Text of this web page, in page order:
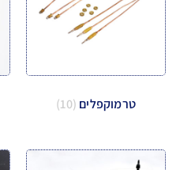
טרמוקפלים (10)